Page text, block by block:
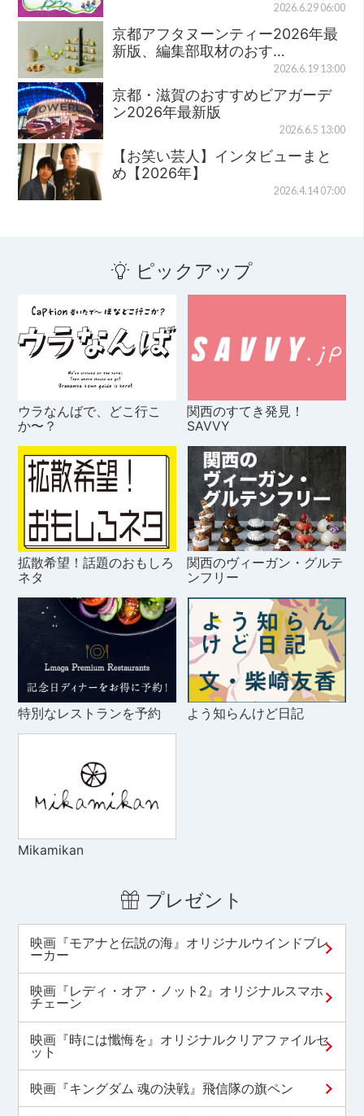
2026.6.29 06:00
京都アフタヌーンティー2026年最
新版、編集部取材のおす…
2026.6.19 13:00
京都・滋賀のおすすめビアガーデ
ン2026年最新版
2026.6.5 13:00
【お笑い芸人】インタビューまと
め【2026年】
2026.4.14 07:00
ピックアップ
ウラなんばで、どこ行こ
か〜？
関西のすてき発見！
SAVVY
拡散希望！話題のおもしろ
ネタ
関西のヴィーガン・グルテ
ンフリー
特別なレストランを予約 よう知らんけど日記
Mikamikan
プレゼント
映画『モアナと伝説の海』オリジナルウインドブレ
ーカー
映画『レディ・オア・ノット2』オリジナルスマホ
チェーン
映画『時には懺悔を』オリジナルクリアファイルセ
ット
映画『キングダム 魂の決戦』飛信隊の旗ペン